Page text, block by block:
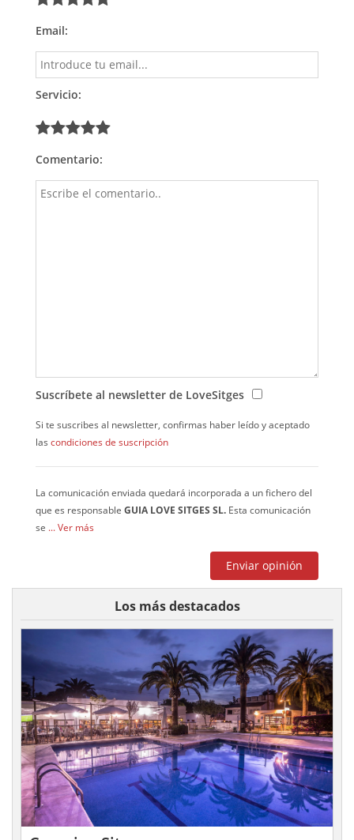
Email:
Servicio:
Comentario:
Suscríbete al newsletter de LoveSitges
Si te suscribes al newsletter, confirmas haber leído y aceptado
las condiciones de suscripción
La comunicación enviada quedará incorporada a un fichero del
que es responsable GUIA LOVE SITGES SL. Esta comunicación
se ... Ver más
Los más destacados